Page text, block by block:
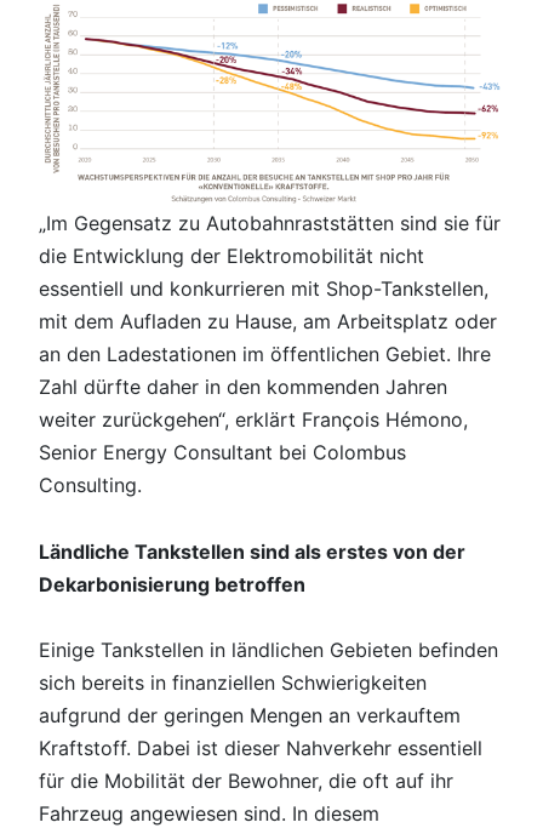
„Im Gegensatz zu Autobahnraststätten sind sie für
die Entwicklung der Elektromobilität nicht
essentiell und konkurrieren mit Shop-Tankstellen,
mit dem Aufladen zu Hause, am Arbeitsplatz oder
an den Ladestationen im öffentlichen Gebiet. Ihre
Zahl dürfte daher in den kommenden Jahren
weiter zurückgehen“, erklärt François Hémono,
Senior Energy Consultant bei Colombus
Consulting.
Ländliche Tankstellen sind als erstes von der
Dekarbonisierung betroffen
Einige Tankstellen in ländlichen Gebieten befinden
sich bereits in finanziellen Schwierigkeiten
aufgrund der geringen Mengen an verkauftem
Kraftstoff. Dabei ist dieser Nahverkehr essentiell
für die Mobilität der Bewohner, die oft auf ihr
Fahrzeug angewiesen sind. In diesem